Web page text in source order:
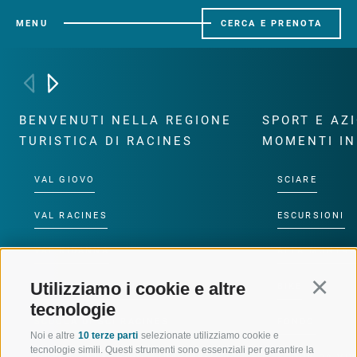
Utilizziamo i cookie e altre
tecnologie
Noi e altre 10 terze parti selezionate utilizziamo cookie e
tecnologie simili. Questi strumenti sono essenziali per garantire la
MENU CERCA E PRENOTA
BENVENUTI NELLA REGIONE
TURISTICA DI RACINES
VAL GIOVO
VAL RACINES
VAL RIDANNA
IMPIANTI DI RISALITA
SCUOLA DI SCI RACINES
SPORT E
MOMENTI
SCIARE
ESCURSIONI
ALTA